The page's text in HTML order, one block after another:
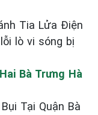
Tia Lửa Điện
lò vi sóng bị
Bà Trưng Hà
Tại Quận Bà